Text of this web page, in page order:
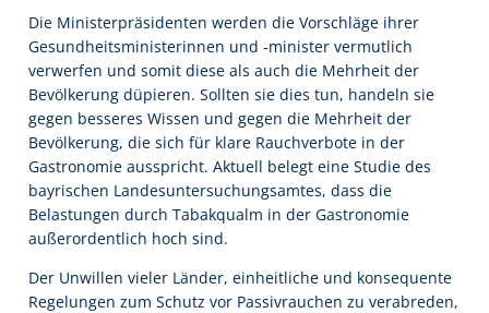
Die Ministerpräsidenten werden die Vorschläge ihrer
Gesundheitsministerinnen und -minister vermutlich
verwerfen und somit diese als auch die Mehrheit der
Bevölkerung düpieren. Sollten sie dies tun, handeln sie
gegen besseres Wissen und gegen die Mehrheit der
Bevölkerung, die sich für klare Rauchverbote in der
Gastronomie ausspricht. Aktuell belegt eine Studie des
bayrischen Landesuntersuchungsamtes, dass die
Belastungen durch Tabakqualm in der Gastronomie
außerordentlich hoch sind.
Der Unwillen vieler Länder, einheitliche und konsequente
Regelungen zum Schutz vor Passivrauchen zu verabreden,